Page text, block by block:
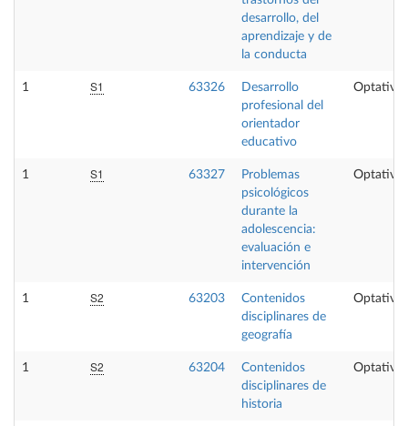
desarrollo, del
aprendizaje y de
la conducta
1 S1 63326
Desarrollo
profesional del
orientador
educativo
Optativa
1 S1 63327
Problemas
psicológicos
durante la
adolescencia:
evaluación e
intervención
Optativa
1 S2 63203
Contenidos
disciplinares de
geografía
Optativa
1 S2 63204
Contenidos
disciplinares de
historia
Optativa